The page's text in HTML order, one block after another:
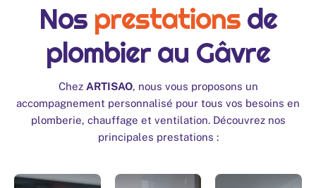
Nos prestationsde
plombier au Gâvre
Chez ARTISAO, nous vous proposons un
accompagnement personnalisé pour tous vos besoins en
plomberie, chauffage et ventilation. Découvrez nos
principales prestations :